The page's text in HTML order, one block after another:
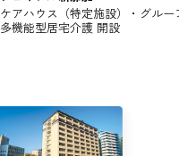
ケアハウス（特定施設）・グル
多機能型居宅介護 開設